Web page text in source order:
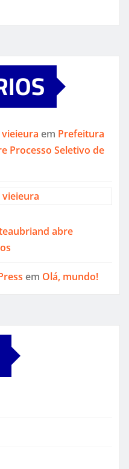
em Prefeitura
Processo Seletivo de
abre
em Olá, mundo!